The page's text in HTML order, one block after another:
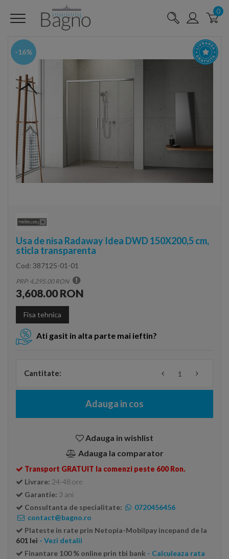
0
-16%
Usa de nisa Radaway Idea DWD 150X200,5 cm,
sticla transparenta
Cod: 387125-01-01
PRP: 4,295.00 RON
3,608.00 RON
Fisa tehnica
Ati gasit in alta parte mai ieftin?
Cantitate:
Adauga in cos
Adauga in wishlist
Adauga la comparator
Transport GRATUIT la comenzi peste 600 Ron.
Livrare: 24-48 ore
Garantie: 3 ani
Consultanta de specialitate:
0720456456
contact@bagno.ro
Plateste in rate prin Netopia-Mobilpay incepand de la
601 lei - Vezi detalii
Finantare 100 % online prin tbi bank - Calculeaza rata